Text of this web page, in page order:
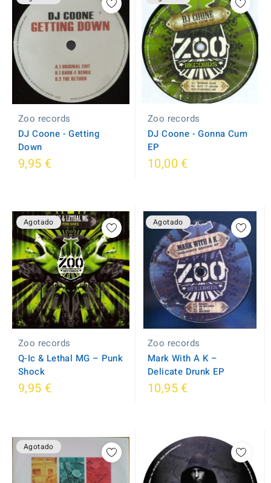
Zoo records
DJ Coone - Getting
Down
9,95 €
Zoo records
DJ Coone - Gonna Cum
EP
10,00 €
Agotado
Zoo records
Q-Ic & Lethal MG ‎– Punk
Shock
9,95 €
Agotado
Zoo records
Mark With A K ‎–
Delicate Drunk EP
10,95 €
Agotado